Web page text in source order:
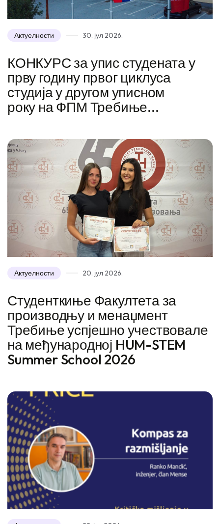
Актуелности 30. јул 2026.
КОНКУРС за упис студената у
прву годину првог циклуса
студија у другом уписном
року на ФПМ Требиње...
Актуелности 20. јул 2026.
Студенткиње Факултета за
производњу и менаџмент
Требиње успјешно учествовале
на међународној HUM-STEM
Summer School 2026